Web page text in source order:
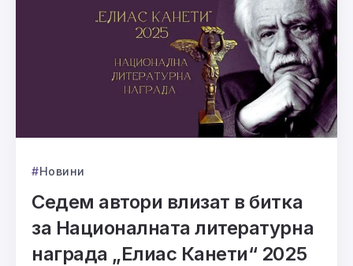
Новини
Седем автори влизат в битка
за Националната литературна
награда „Елиас Канети“ 2025